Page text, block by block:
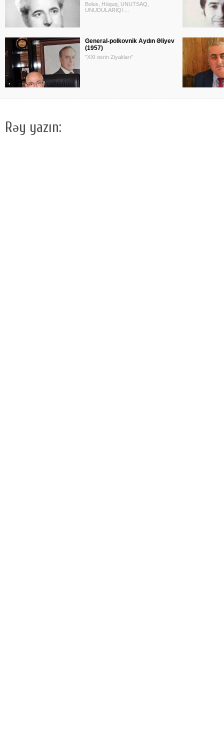
Bolus, Hüquq, UNUTSAQ,
UNUDULARIQ!....
General-polkovnik Aydın Əliyev
(1957)
"XXI əsrin Ziyalıları"
Rəy yazın: